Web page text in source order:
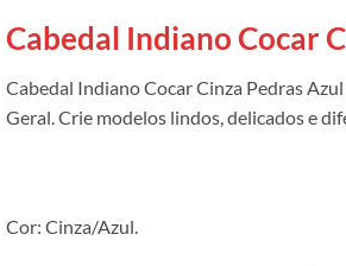
Cabedal Indiano Cocar
Cabedal Indiano Cocar Cinza Pedras
Geral. Crie modelos lindos, delicados e
Cor: Cinza/Azul.